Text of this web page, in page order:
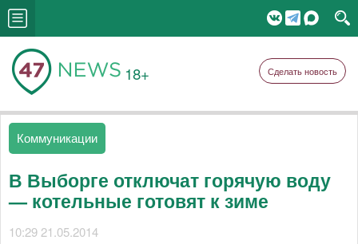
18+ Сделать новость
Коммуникации
В Выборге отключат горячую воду
— котельные готовят к зиме
10:29 21.05.2014